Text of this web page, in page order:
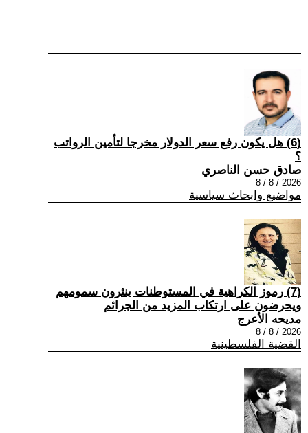
(6) هل يكون رفع سعر الدولار مخرجا لتأمين الرواتب
؟
صادق حسن الناصري
2026 / 8 / 8
مواضيع وابحاث سياسية
(7) رموز الكراهية في المستوطنات ينثرون سمومهم
ويحرضون على ارتكاب المزيد من الجرائم
مديحه الأعرج
2026 / 8 / 8
القضية الفلسطينية